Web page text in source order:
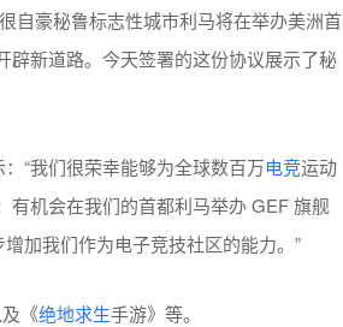
自豪秘鲁标志性城市利马将在举办美洲首
辟新道路。今天签署的这份协议展示了秘
“我们很荣幸能够为全球数百万电竞运动
有机会在我们的首都利马举办 GEF 旗舰
加我们作为电子竞技社区的能力。”
《绝地求生手游》等。